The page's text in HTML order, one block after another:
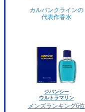
カルバンクラインの
代表作香水
ジバンシー
ウルトラマリン
メンズランキング6位